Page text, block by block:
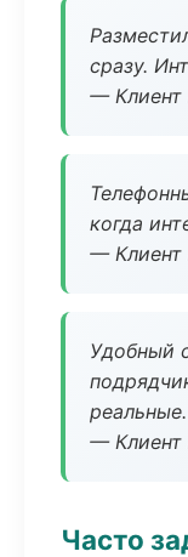
сразу.
— Клиент
когда
— Клиент
Удобный
реальные.
— Клиент
Часто